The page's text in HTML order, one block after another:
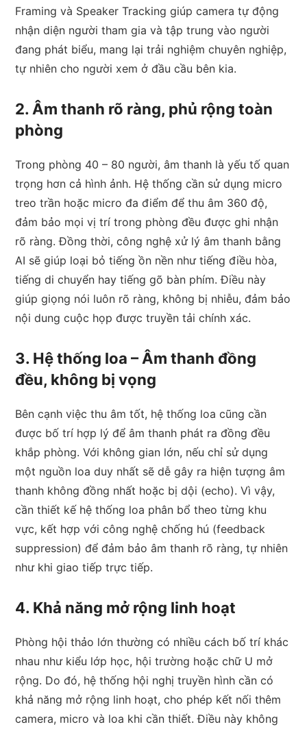
Framing và Speaker Tracking giúp camera tự động
nhận diện người tham gia và tập trung vào người
đang phát biểu, mang lại trải nghiệm chuyên nghiệp,
tự nhiên cho người xem ở đầu cầu bên kia.
2. Âm thanh rõ ràng, phủ rộng toàn
phòng
Trong phòng 40 – 80 người, âm thanh là yếu tố quan
trọng hơn cả hình ảnh. Hệ thống cần sử dụng micro
treo trần hoặc micro đa điểm để thu âm 360 độ,
đảm bảo mọi vị trí trong phòng đều được ghi nhận
rõ ràng. Đồng thời, công nghệ xử lý âm thanh bằng
AI sẽ giúp loại bỏ tiếng ồn nền như tiếng điều hòa,
tiếng di chuyển hay tiếng gõ bàn phím. Điều này
giúp giọng nói luôn rõ ràng, không bị nhiễu, đảm bảo
nội dung cuộc họp được truyền tải chính xác.
3. Hệ thống loa – Âm thanh đồng
đều, không bị vọng
Bên cạnh việc thu âm tốt, hệ thống loa cũng cần
được bố trí hợp lý để âm thanh phát ra đồng đều
khắp phòng. Với không gian lớn, nếu chỉ sử dụng
một nguồn loa duy nhất sẽ dễ gây ra hiện tượng âm
thanh không đồng nhất hoặc bị dội (echo). Vì vậy,
cần thiết kế hệ thống loa phân bổ theo từng khu
vực, kết hợp với công nghệ chống hú (feedback
suppression) để đảm bảo âm thanh rõ ràng, tự nhiên
như khi giao tiếp trực tiếp.
4. Khả năng mở rộng linh hoạt
Phòng hội thảo lớn thường có nhiều cách bố trí khác
nhau như kiểu lớp học, hội trường hoặc chữ U mở
rộng. Do đó, hệ thống hội nghị truyền hình cần có
khả năng mở rộng linh hoạt, cho phép kết nối thêm
camera, micro và loa khi cần thiết. Điều này không